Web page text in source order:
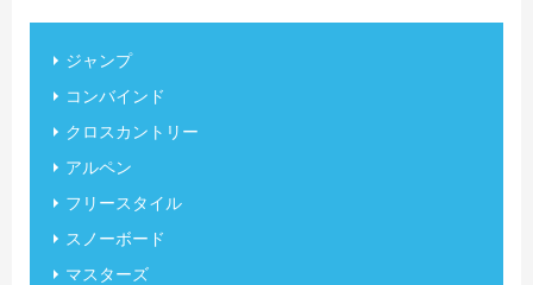
ジャンプ
コンバインド
クロスカントリー
アルペン
フリースタイル
スノーボード
マスターズ